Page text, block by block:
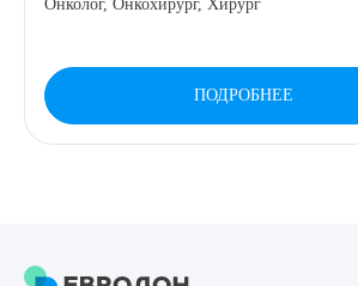
ЗАКАЗАТЬ ЗВОНОК
Онколог, Онкохирург, Хирург
ПОДРОБНЕЕ
Выберите сопутствующую